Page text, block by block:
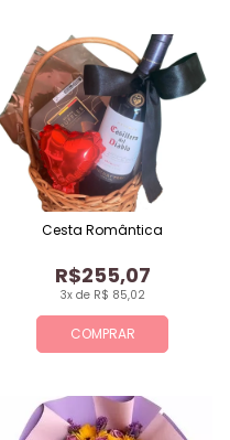
COMPRAR
3x de R$ 85,02
R$255,07
Cesta Romântica